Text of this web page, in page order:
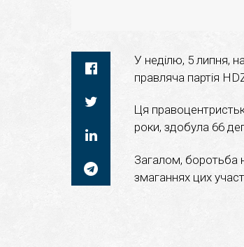
У неділю, 5 липня,
правляча партія
Ця
роки, здобула 66
Загалом, боротьба
змаганнях цих